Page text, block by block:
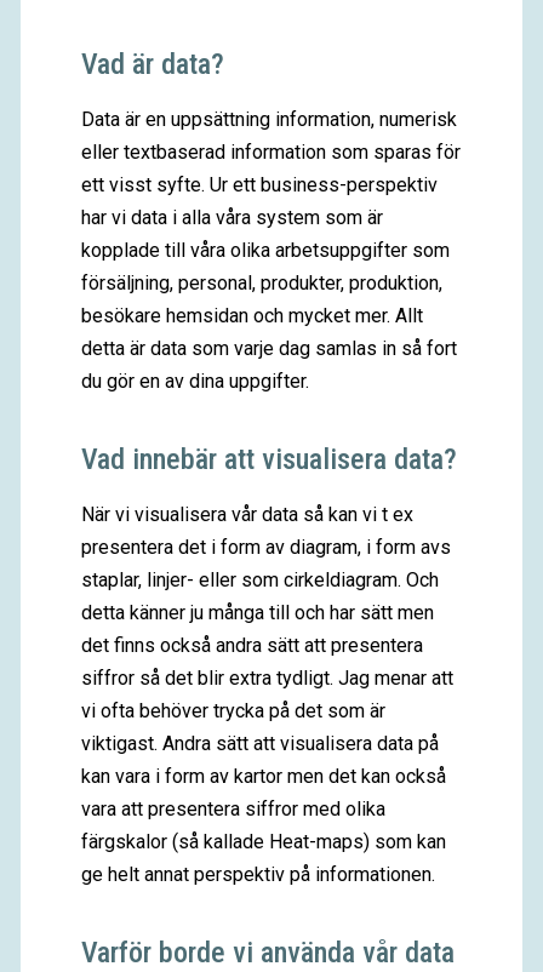
Vad är data?
Data är en uppsättning information, numerisk
eller textbaserad information som sparas för
ett visst syfte. Ur ett business-perspektiv
har vi data i alla våra system som är
kopplade till våra olika arbetsuppgifter som
försäljning, personal, produkter, produktion,
besökare hemsidan och mycket mer. Allt
detta är data som varje dag samlas in så fort
du gör en av dina uppgifter.
Vad innebär att visualisera data?
När vi visualisera vår data så kan vi t ex
presentera det i form av diagram, i form avs
staplar, linjer- eller som cirkeldiagram. Och
detta känner ju många till och har sätt men
det finns också andra sätt att presentera
siffror så det blir extra tydligt. Jag menar att
vi ofta behöver trycka på det som är
viktigast. Andra sätt att visualisera data på
kan vara i form av kartor men det kan också
vara att presentera siffror med olika
färgskalor (så kallade Heat-maps) som kan
ge helt annat perspektiv på informationen.
Varför borde vi använda vår data